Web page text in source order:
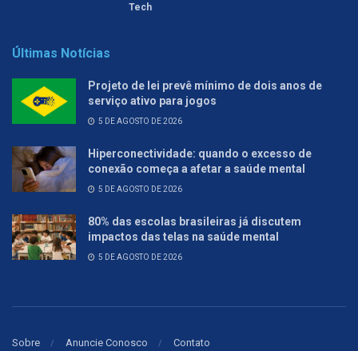
Tech
Últimas Notícias
Projeto de lei prevê mínimo de dois anos de
serviço ativo para jogos
5 DE AGOSTO DE 2026
Hiperconectividade: quando o excesso de
conexão começa a afetar a saúde mental
5 DE AGOSTO DE 2026
80% das escolas brasileiras já discutem
impactos das telas na saúde mental
5 DE AGOSTO DE 2026
Sobre Anuncie Conosco Contato